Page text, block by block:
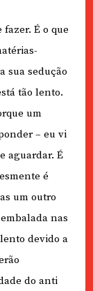
É o que
sua sedução
tão lento.
um
– eu vi
aguardar. É
é
um outro
nas
devido a
do anti